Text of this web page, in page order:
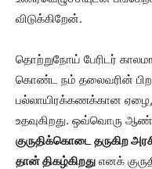
விடுக்கிறேன்.
தொற்றுநோய் பேரிடர்
கொண்ட நம் தலைவரின்
பல்லாயிரக்கணக்கான ஏழை,
உதவுகிறது. ஒவ்வொரு
குருதிக்கொடை தருகிற
தான் திகழ்கிறது எனக்